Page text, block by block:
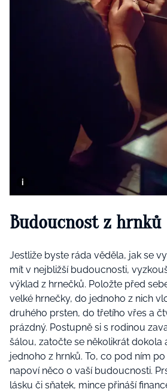
Budoucnost z hrnků
Jestliže byste ráda věděla, jak se
mít v nejbližší budoucnosti,
výklad z hrnečků. Položte před
velké hrnečky, do jednoho z nich
druhého prsten, do třetího vřes a
prázdný. Postupně si s rodinou
šálou, zatočte se několikrát dokola
jednoho z hrnků. To, co pod ním
napoví něco o vaší budoucnosti.
lásku či sňatek, mince přináší